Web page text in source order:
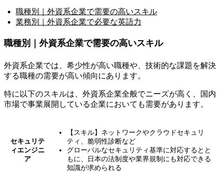
職種別｜外資系企業で需要の高いスキル
業務別｜外資系企業で必要な英語力
職種別｜外資系企業で需要の高いスキル
外資系企業では、 希少性が高い職種や、技術的な課題を解決
する職種の需要が高い傾向にあります。
特に以下のスキルは、外資系企業全般でニーズが高く、国内
市場で事業展開している企業においても需要があります。
セキュリテ
ィエンジニ
ア
【スキル】ネットワークやクラウドセキュリ
ティ、脆弱性診断など
グローバルなセキュリティ基準に対応するとと
もに、日本の法制度や業界規制にも対応できる
知識が求められる